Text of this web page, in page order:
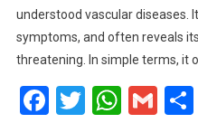
understood vascular diseases.
symptoms, and often reveals
threatening. In simple terms, it
Facebook
Twitter